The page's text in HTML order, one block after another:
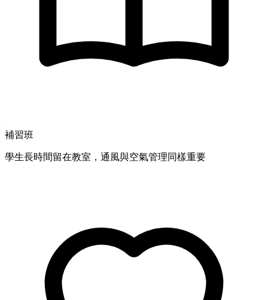
補習班
學生長時間留在教室，通風與空氣管理同樣重要